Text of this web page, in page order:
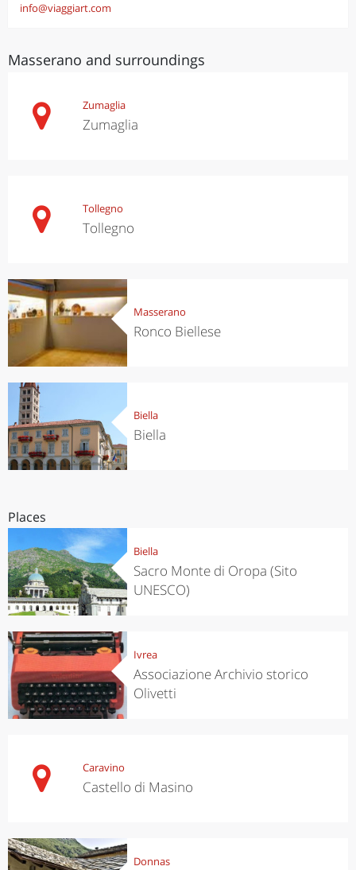
info@viaggiart.com
Masserano and surroundings
Zumaglia
Zumaglia
Tollegno
Tollegno
Masserano
Ronco Biellese
Biella
Biella
Places
Biella
Sacro Monte di Oropa (Sito
UNESCO)
Ivrea
Associazione Archivio storico
Olivetti
Caravino
Castello di Masino
Donnas